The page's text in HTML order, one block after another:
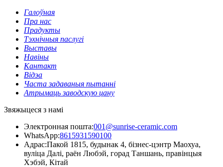
Галоўная
Пра нас
Прадукты
Тэхнічныя паслугі
Выставы
Навіны
Кантакт
Відэа
Часта задаваныя пытанні
Атрымаць заводскую цану
Звяжыцеся з намі
Электронная пошта:001@sunrise-ceramic.com
WhatsApp:8615931590100
Адрас:Пакой 1815, будынак 4, бізнес-цэнтр Маохуа,
вуліца Далі, раён Любэй, горад Таншань, правінцыя
Хэбэй, Кітай